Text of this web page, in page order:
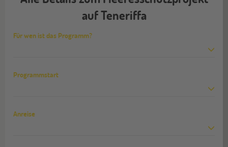
auf Teneriffa
Für wen ist das Programm?
Programmstart
Anreise